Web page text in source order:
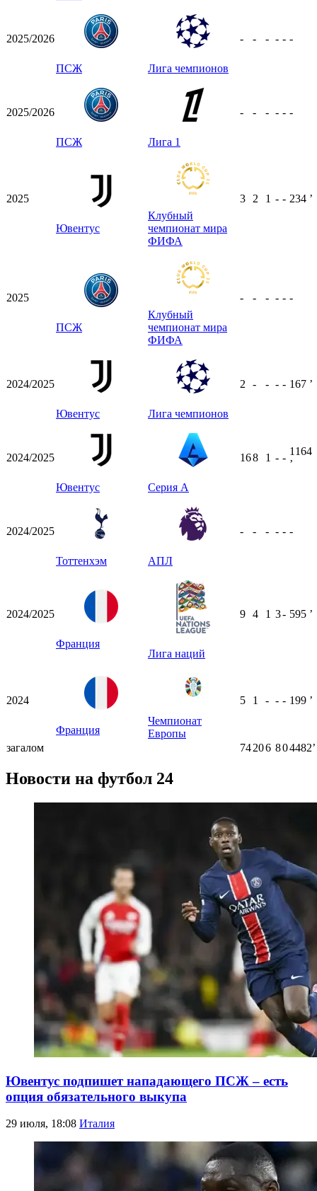
2025/2026
ПСЖ Лига чемпионов
- - - - - -
2025/2026
ПСЖ Лига 1
- - - - - -
2025
Ювентус
Клубный
чемпионат мира
ФИФА
3 2 1 - - 234 ʼ
2025
ПСЖ
Клубный
чемпионат мира
ФИФА
- - - - - -
2024/2025
Ювентус Лига чемпионов
2 - - - - 167 ʼ
2024/2025
Ювентус Серия А
168 1 - -
1164
ʼ
2024/2025
Тоттенхэм АПЛ
- - - - - -
2024/2025
Франция
Лига наций
9 4 1 3- 595 ʼ
2024
Франция
Чемпионат
Европы
5 1 - - - 199 ʼ
загалом 74206 804482ʼ
Новости на футбол 24
Ювентус подпишет нападающего ПСЖ – есть
опция обязательного выкупа
29 июля, 18:08 Италия